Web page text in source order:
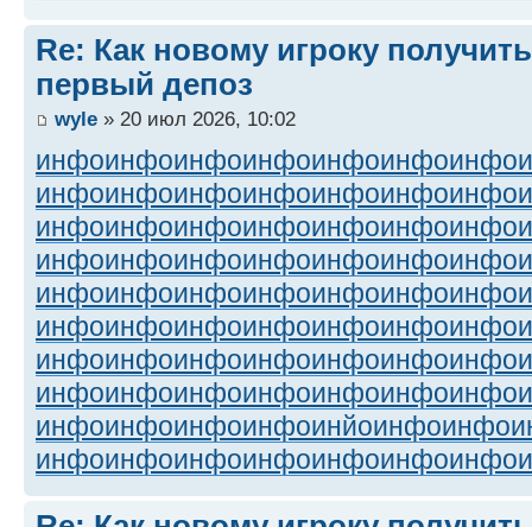
Re: Как новому игроку
первый депоз
wyle » 20 июл 2026, 10:02
инфоинфоинфоинфоинфоинфоинфо
инфоинфоинфоинфоинфоинфоинфо
инфоинфоинфоинфоинфоинфоинфо
инфоинфоинфоинфоинфоинфоинфо
инфоинфоинфоинфоинфоинфоинфо
инфоинфоинфоинфоинфоинфоинфо
инфоинфоинфоинфоинфоинфоинфо
инфоинфоинфоинфоинфоинфоинфо
инфоинфоинфоинфоинйоинфоинфо
инфоинфоинфоинфоинфоинфоинфо